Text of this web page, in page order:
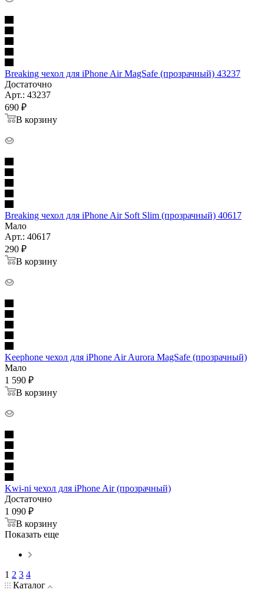
Breaking чехол для iPhone Air MagSafe (прозрачный) 43237
Достаточно
Арт.: 43237
690 ₽
В корзину
Breaking чехол для iPhone Air Soft Slim (прозрачный) 40617
Мало
Арт.: 40617
290 ₽
В корзину
Keephone чехол для iPhone Air Aurora MagSafe (прозрачный)
Мало
1 590 ₽
В корзину
Kwi-ni чехол для iPhone Air (прозрачный)
Достаточно
1 090 ₽
В корзину
Показать еще
1 2 3 4
Каталог